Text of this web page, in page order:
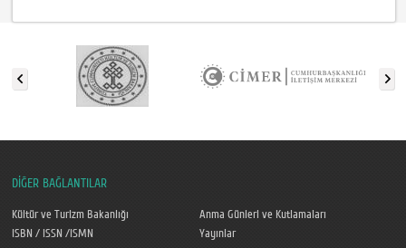
DİĞER BAĞLANTILAR
Kültür ve Turizm Bakanlığı
Anma Günleri ve Kutlamaları
ISBN / ISSN /ISMN
Yayınlar